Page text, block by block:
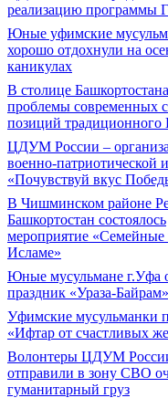
реализацию программы
Юные уфимские
хорошо отдохнули на
каникулах
В столице
проблемы современных
позиций традиционного
ЦДУМ России –
военно-патриотической
«Почувствуй вкус
В Чишминском районе
Башкортостан состоялось
мероприятие «Семейные
Исламе»
Юные мусульмане г.Уфа
праздник «Ураза-Байрам»
Уфимские мусульманки
«Ифтар от счастливых
Волонтеры ЦДУМ
отправили в зону СВО
гуманитарный груз